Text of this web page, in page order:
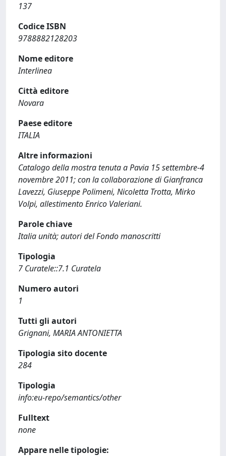
137
Codice ISBN
9788882128203
Nome editore
Interlinea
Città editore
Novara
Paese editore
ITALIA
Altre informazioni
Catalogo della mostra tenuta a Pavia 15 settembre-4
novembre 2011; con la collaborazione di Gianfranca
Lavezzi, Giuseppe Polimeni, Nicoletta Trotta, Mirko
Volpi, allestimento Enrico Valeriani.
Parole chiave
Italia unità; autori del Fondo manoscritti
Tipologia
7 Curatele::7.1 Curatela
Numero autori
1
Tutti gli autori
Grignani, MARIA ANTONIETTA
Tipologia sito docente
284
Tipologia
info:eu-repo/semantics/other
Fulltext
none
Appare nelle tipologie: